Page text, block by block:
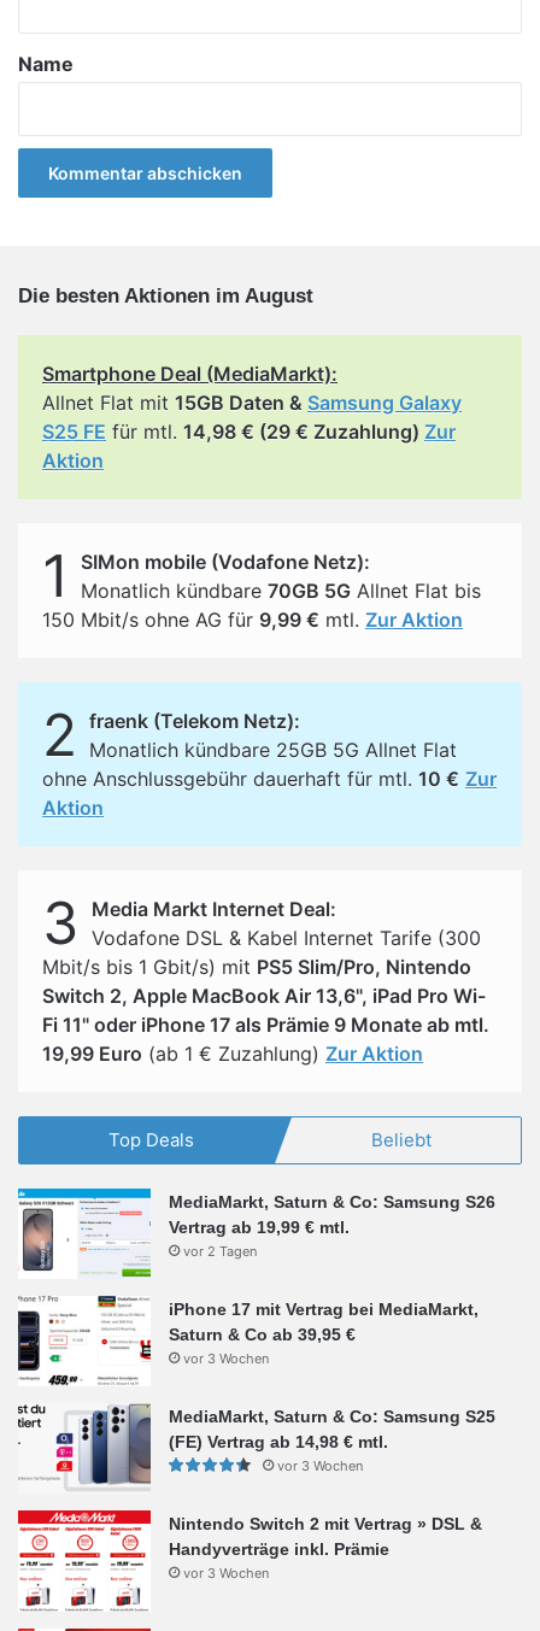
a
*
Name
Die besten Aktionen im August
Smartphone Deal (MediaMarkt):
Allnet Flat mit 15GB Daten & Samsung Galaxy
S25 FE für mtl. 14,98 € (29 € Zuzahlung) Zur
Aktion
1
SIMon mobile (Vodafone Netz):
Monatlich kündbare 70GB 5G Allnet Flat bis
150 Mbit/s ohne AG für 9,99 € mtl. Zur Aktion
2
fraenk (Telekom Netz):
Monatlich kündbare 25GB 5G Allnet Flat
ohne Anschlussgebühr dauerhaft für mtl. 10 € Zur
Aktion
3
Media Markt Internet Deal:
Vodafone DSL & Kabel Internet Tarife (300
Mbit/s bis 1 Gbit/s) mit PS5 Slim/Pro, Nintendo
Switch 2, Apple MacBook Air 13,6", iPad Pro Wi-
Fi 11" oder iPhone 17 als Prämie 9 Monate ab mtl.
19,99 Euro (ab 1 € Zuzahlung) Zur Aktion
Top Deals Beliebt
MediaMarkt, Saturn & Co: Samsung S26
Vertrag ab 19,99 € mtl.
vor 2 Tagen
iPhone 17 mit Vertrag bei MediaMarkt,
Saturn & Co ab 39,95 €
vor 3 Wochen
MediaMarkt, Saturn & Co: Samsung S25
(FE) Vertrag ab 14,98 € mtl.
vor 3 Wochen
Nintendo Switch 2 mit Vertrag » DSL &
Handyverträge inkl. Prämie
vor 3 Wochen